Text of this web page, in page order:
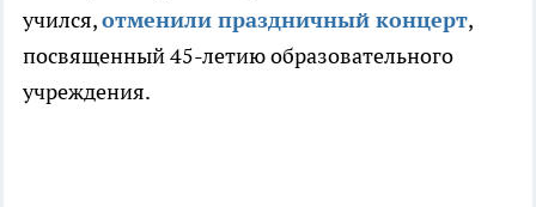
учился,отменили праздничный концерт,
посвященный 45-летию образовательного
учреждения.